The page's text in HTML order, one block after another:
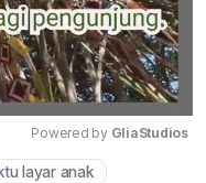
Powered by GliaStudios
layar anak